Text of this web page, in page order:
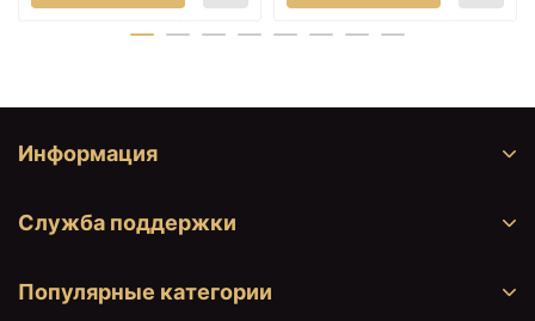
23173 ₽
1499MCR
Информация
Служба поддержки
Популярные категории